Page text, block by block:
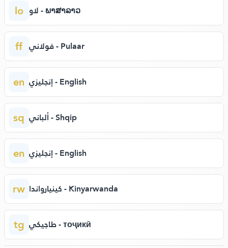
lo لاو - ພາສາລາວ
ff فولاني - Pulaar
en إنجليزي - English
sq ألباني - Shqip
en إنجليزي - English
rw كينيارواندا - Kinyarwanda
tg طاجيكي - тоҷикӣ